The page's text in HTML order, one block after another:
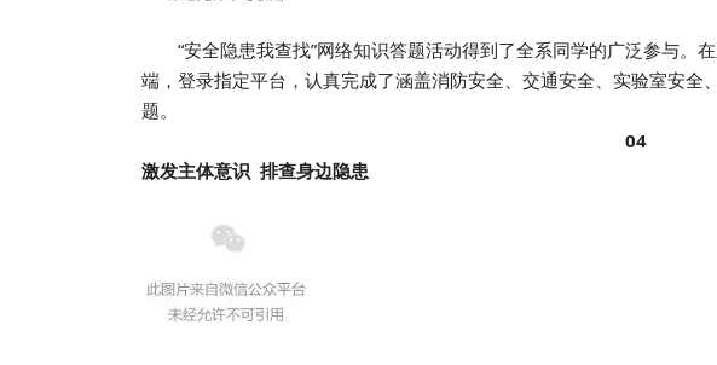
“安全隐患我查找”网络知识答题活动得到了全系同学的广泛参与。
端，登录指定平台，认真完成了涵盖消防安全、交通安全、实验室安
题。
04
激发主体意识 排查身边隐患